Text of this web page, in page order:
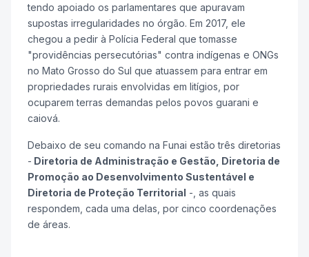
tendo apoiado os parlamentares que apuravam
supostas irregularidades no órgão. Em 2017, ele
chegou a pedir à Polícia Federal que tomasse
"providências persecutórias" contra indígenas e ONGs
no Mato Grosso do Sul que atuassem para entrar em
propriedades rurais envolvidas em litígios, por
ocuparem terras demandas pelos povos guarani e
caiová.
Debaixo de seu comando na Funai estão três diretorias
- Diretoria de Administração e Gestão, Diretoria de
Promoção ao Desenvolvimento Sustentável e
Diretoria de Proteção Territorial -, as quais
respondem, cada uma delas, por cinco coordenações
de áreas.